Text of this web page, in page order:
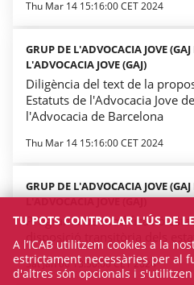
Thu Mar 14 15:16:00 CET 2024
GRUP DE L'ADVOCACIA JOVE
L'ADVOCACIA JOVE (GAJ)
Diligència del text de la
Estatuts de l'Advocacia Jove
l'Advocacia de Barcelona
Thu Mar 14 15:16:00 CET 2024
GRUP DE L'ADVOCACIA JOVE
L'ADVOCACIA JOVE (GAJ)
Programa de modificació
disposició transitòria dels
Sat Jan 06 13:50:00 CET 2024
TU POTS CONTROLAR L'ÚS DE
A l’ICAB utilitzem cookies a la
estrictament necessàries per al
d'altres són opcionals i